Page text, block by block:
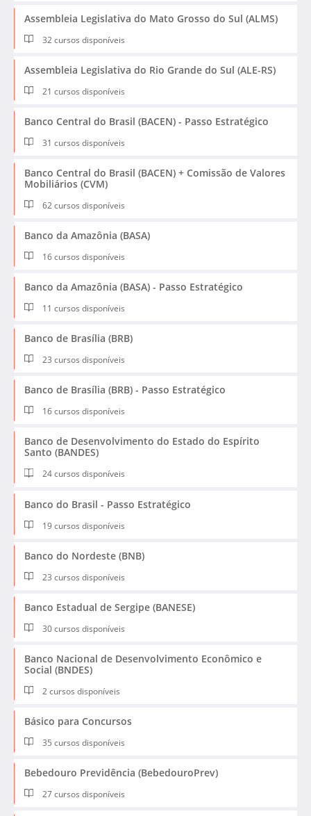
Assembleia Legislativa do Mato Grosso do Sul (ALMS)
32 cursos disponíveis
Assembleia Legislativa do Rio Grande do Sul (ALE-RS)
21 cursos disponíveis
Banco Central do Brasil (BACEN) - Passo Estratégico
31 cursos disponíveis
Banco Central do Brasil (BACEN) + Comissão de Valores
Mobiliários (CVM)
62 cursos disponíveis
Banco da Amazônia (BASA)
16 cursos disponíveis
Banco da Amazônia (BASA) - Passo Estratégico
11 cursos disponíveis
Banco de Brasília (BRB)
23 cursos disponíveis
Banco de Brasília (BRB) - Passo Estratégico
16 cursos disponíveis
Banco de Desenvolvimento do Estado do Espírito
Santo (BANDES)
24 cursos disponíveis
Banco do Brasil - Passo Estratégico
19 cursos disponíveis
Banco do Nordeste (BNB)
23 cursos disponíveis
Banco Estadual de Sergipe (BANESE)
30 cursos disponíveis
Banco Nacional de Desenvolvimento Econômico e
Social (BNDES)
2 cursos disponíveis
Básico para Concursos
35 cursos disponíveis
Bebedouro Previdência (BebedouroPrev)
27 cursos disponíveis